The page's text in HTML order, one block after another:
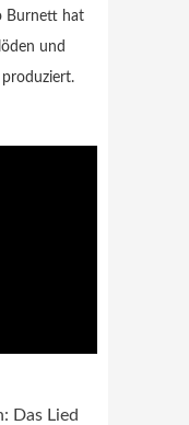
Burnett hat
und
Das Lied